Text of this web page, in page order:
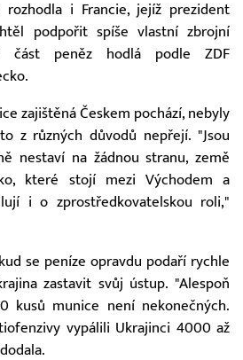
i Francie, jejíž prezident
podpořit spíše vlastní zbrojní
část peněz hodlá podle ZDF
zajištěná Českem pochází, nebyly
z různých důvodů nepřejí. "Jsou
nestaví na žádnou stranu, země
které stojí mezi Východem a
i o zprostředkovatelskou roli,"
se peníze opravdu podaří rychle
zastavit svůj ústup. "Alespoň
kusů munice není nekonečných.
vypálili Ukrajinci 4000 až